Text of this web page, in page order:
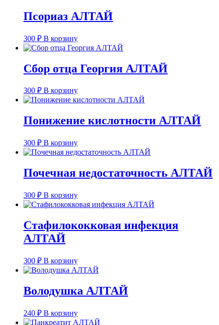
Псориаз АЛТАЙ
300 ₽ В корзину
Сбор отца Георгия АЛТАЙ
300 ₽ В корзину
Понижение кислотности АЛТАЙ
300 ₽ В корзину
Почечная недостаточность АЛТАЙ
300 ₽ В корзину
Стафилококковая инфекция
АЛТАЙ
300 ₽ В корзину
Володушка АЛТАЙ
240 ₽ В корзину